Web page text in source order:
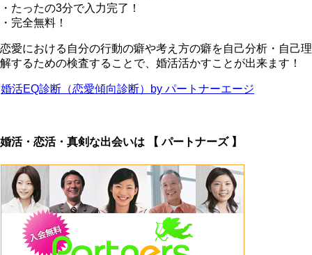
・たったの3分で入力完了！
・完全無料！
恋愛における自分の行動の癖や考え方の癖を自己分析・自己理
解するための検査することで、婚活活かすことが出来ます！
婚活EQ診断（恋愛傾向診断）by パートナーエージ
婚活・恋活・真剣な出会いは 【 パートナーズ 】